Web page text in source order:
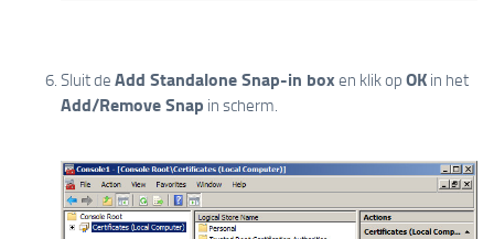
Sluit de Add Standalone Snap-in box en klik op OK in het
Add/Remove Snap in scherm.